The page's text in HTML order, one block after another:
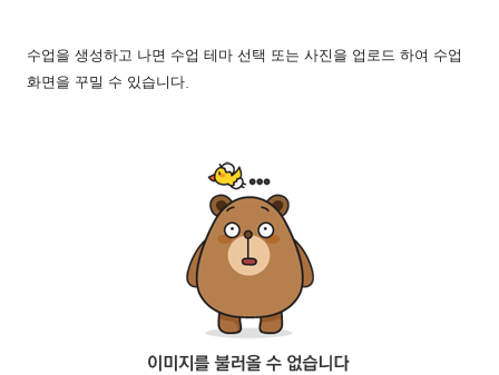
수업을 생성하고 나면 수업 테마 선택 또는 사진을 업로드 하여 수업
화면을 꾸밀 수 있습니다